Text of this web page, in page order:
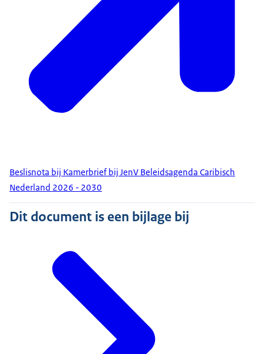
Beslisnota bij Kamerbrief bij JenV Beleidsagenda Caribisch
Nederland 2026 - 2030
Dit document is een bijlage bij